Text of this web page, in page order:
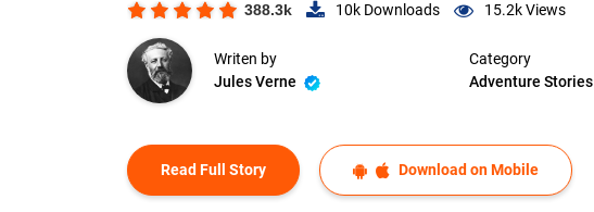
388.3k 10k Downloads 15.2kViews
Writen by
Jules Verne
Category
Adventure Stories
Read Full Story Download on Mobile